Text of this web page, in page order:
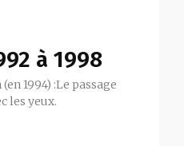
à 1998
les yeux.